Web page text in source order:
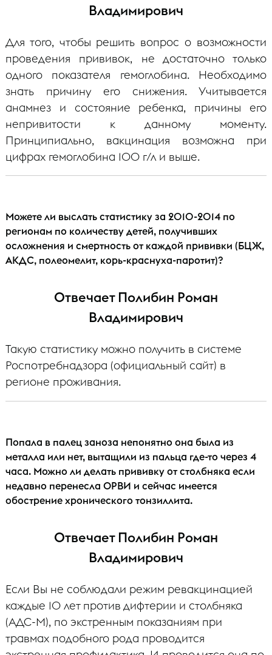
Владимирович
Для того, чтобы решить вопрос о возможности
проведения прививок, не достаточно только
одного показателя гемоглобина. Необходимо
знать причину его снижения. Учитывается
анамнез и состояние ребенка, причины его
непривитости к данному моменту.
Принципиально, вакцинация возможна при
цифрах гемоглобина 100 г/л и выше.
Можете ли выслать статистику за 2010-2014 по
регионам по количеству детей, получивших
осложнения и смертность от каждой прививки (БЦЖ,
АКДС, полеомелит, корь-краснуха-паротит)?
Отвечает Полибин Роман
Владимирович
Такую статистику можно получить в системе
Роспотребнадзора (официальный сайт) в
регионе проживания.
Попала в палец заноза непонятно она была из
металла или нет, вытащили из пальца где-то через 4
часа. Можно ли делать прививку от столбняка если
недавно перенесла ОРВИ и сейчас имеется
обострение хронического тонзиллита.
Отвечает Полибин Роман
Владимирович
Если Вы не соблюдали режим ревакцинацией
каждые 10 лет против дифтерии и столбняка
(АДС-М), по экстренным показаниям при
травмах подобного рода проводится